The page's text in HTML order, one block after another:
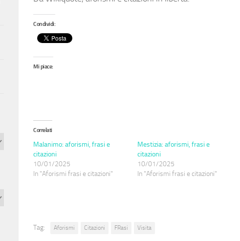
Condividi:
Mi piace:
Correlati
Malanimo: aforismi, frasi e
citazioni
10/01/2025
In "Aforismi frasi e citazioni"
Mestizia: aforismi, frasi e
citazioni
10/01/2025
In "Aforismi frasi e citazioni"
Tag: Aforismi Citazioni FRasi Visita